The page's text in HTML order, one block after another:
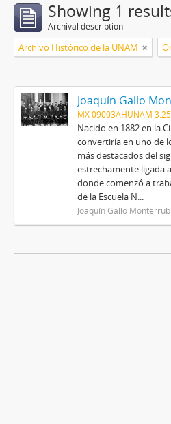
Showing 1
Archival description
Archivo Histórico de la UNAM
Joaquín Gallo
MX 09003AHUNAM 3.25
Nacido en 1882 en la
convertiría en uno de
más destacados del
estrechamente ligada
donde comenzó a
de la Escuela N...
Joaquín Gallo